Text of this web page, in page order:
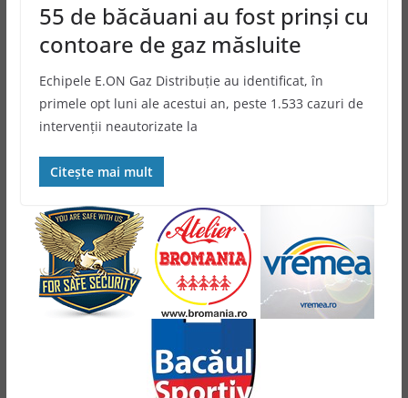
55 de băcăuani au fost prinşi cu
contoare de gaz măsluite
Echipele E.ON Gaz Distribuţie au identificat, în
primele opt luni ale acestui an, peste 1.533 cazuri de
intervenţii neautorizate la
Citește mai mult